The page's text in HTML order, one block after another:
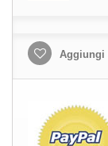
Aggiungi